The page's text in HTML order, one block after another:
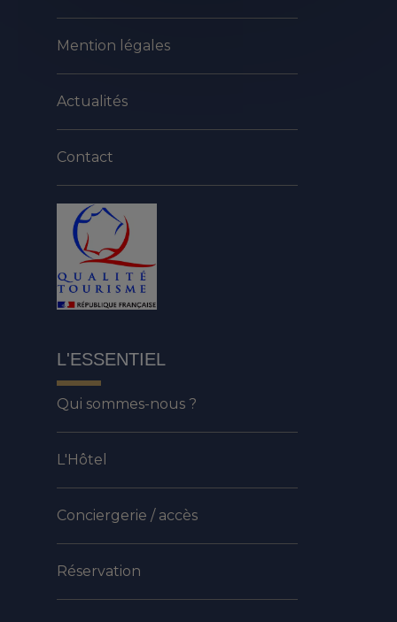
Mention légales
Actualités
Contact
L'ESSENTIEL
Qui sommes-nous ?
L'Hôtel
Conciergerie / accès
Réservation